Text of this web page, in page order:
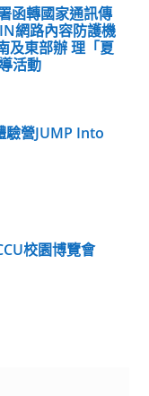
函轉國家通訊傳
網路內容防護機
及東部辦 理「夏
活動
驗營JUMP Into
校園博覽會